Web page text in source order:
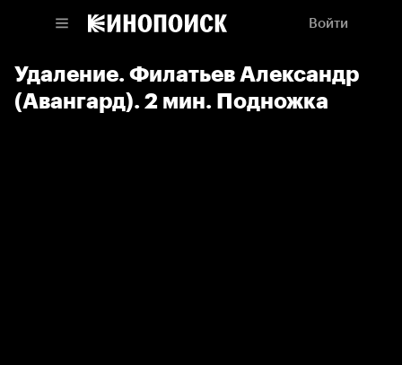
Войти
Удаление. Филатьев Александр
(Авангард). 2 мин. Подножка